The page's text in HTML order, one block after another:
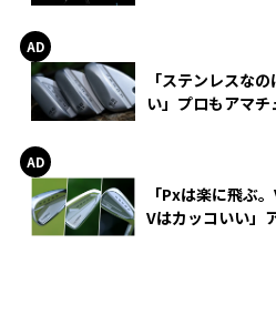
「ステンレスな
い」プロもアマ
「Pxは楽に飛ぶ
Vはカッコいい」